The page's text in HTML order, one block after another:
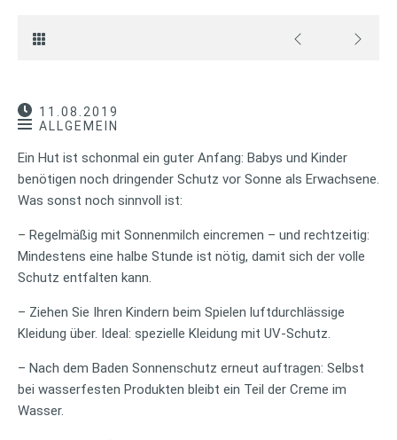
11.08.2019
ALLGEMEIN
Ein Hut ist schonmal ein guter Anfang: Babys und Kinder
benötigen noch dringender Schutz vor Sonne als Erwachsene.
Was sonst noch sinnvoll ist:
– Regelmäßig mit Sonnenmilch eincremen – und rechtzeitig:
Mindestens eine halbe Stunde ist nötig, damit sich der volle
Schutz entfalten kann.
– Ziehen Sie Ihren Kindern beim Spielen luftdurchlässige
Kleidung über. Ideal: spezielle Kleidung mit UV-Schutz.
– Nach dem Baden Sonnenschutz erneut auftragen: Selbst
bei wasserfesten Produkten bleibt ein Teil der Creme im
Wasser.